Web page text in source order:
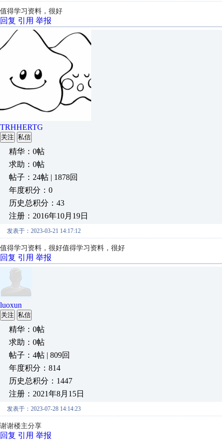
值得学习资料，很好
回复 引用 举报
TRHHERTG
关注 私信
精华：0帖
求助：0帖
帖子：24帖 | 1878回
年度积分：0
历史总积分：43
注册：2016年10月19日
发表于：2023-03-21 14:17:12
值得学习资料，很好值得学习资料，很好
回复 引用 举报
luoxun
关注 私信
精华：0帖
求助：0帖
帖子：4帖 | 809回
年度积分：814
历史总积分：1447
注册：2021年8月15日
发表于：2023-07-28 14:14:23
谢谢楼主分享
回复 引用 举报